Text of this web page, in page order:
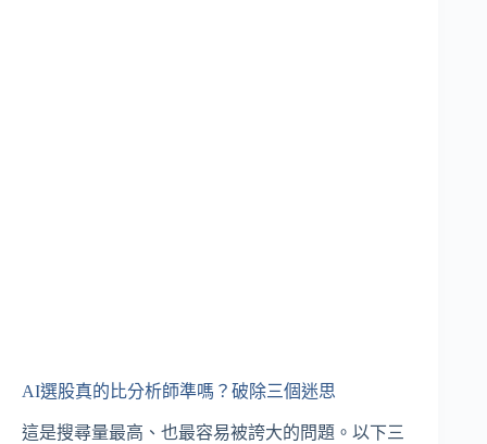
AI選股真的比分析師準嗎？破除三個迷思
這是搜尋量最高、也最容易被誇大的問題。以下三